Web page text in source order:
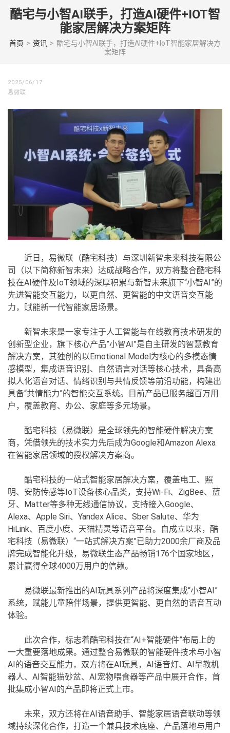
Skip
(Press
酷宅与小智AI联手，打造AI硬件+IOT智
能家居解决方案矩阵
首页 > 资讯 > 酷宅与小智AI联手，打造AI硬件+IoT智能家居解决方
案矩阵
2025/06/17
易微联
近日，易微联（酷宅科技）与深圳新智未来科技有限公
司（以下简称新智未来）达成战略合作，双方将整合酷宅科
技在AI硬件及IoT领域的深厚积累与新智未来旗下“小智AI”的
先进智能交互能力，以更自然、更智能的中文语音交互能
力，赋能新一代智能家居场景。
新智未来是一家专注于人工智能与在线教育技术研发的
创新型企业，旗下核心产品”小智AI”是自主研发的智慧教育
解决方案，其独创的以Emotional Model为核心的多模态情
感模型，集成语音识别、自然语言对话等核心技术，具备高
拟人化语音对话、情绪识别与共情反馈等前沿功能，构建出
具备“共情能力”的智能交互系统。目前产品已服务超百万用
户，覆盖教育、办公、家庭等多元场景。
酷宅科技（易微联）是全球领先的智能硬件解决方案
商，凭借领先的技术实力先后成为Google和Amazon Alexa
在智能家居领域的授权解决方案商。
酷宅科技的一站式智能家居解决方案，覆盖电工、照
明、安防传感等IoT设备核心品类，支持Wi-Fi、ZigBee、蓝
牙、Matter等多种无线通信协议，支持接入Google、
Alexa、Apple Siri、Yandex Alice、Sber Salute、华为
HiLink、百度小度、天猫精灵等语音平台。自成立以来，酷
宅科技（易微联）“一站式解决方案”已助力2000余厂商及品
牌完成智能化升级，易微联生态产品畅销176个国家地区，
累计赢得全球4000万用户的信赖。
易微联最新推出的AI玩具系列产品将深度集成“小智AI”
系统，赋能儿童陪伴场景，提供更智能、更自然的语音互动
体验。
此次合作，标志着酷宅科技在“AI+智能硬件”布局上的
一大重要落地成果。通过整合易微联的智能硬件技术与小智
AI的语音交互能力，双方将在AI玩具，AI语音灯、AI早教机
器人、AI智能猫砂盆、AI宠物喂食器等产品中展开合作，首
批集成小智AI的产品即将正式上市。
未来，双方还将在AI语音助手、智能家居语音联动等领
域持续深化合作，打造一个兼具技术底座、产品落地与用户